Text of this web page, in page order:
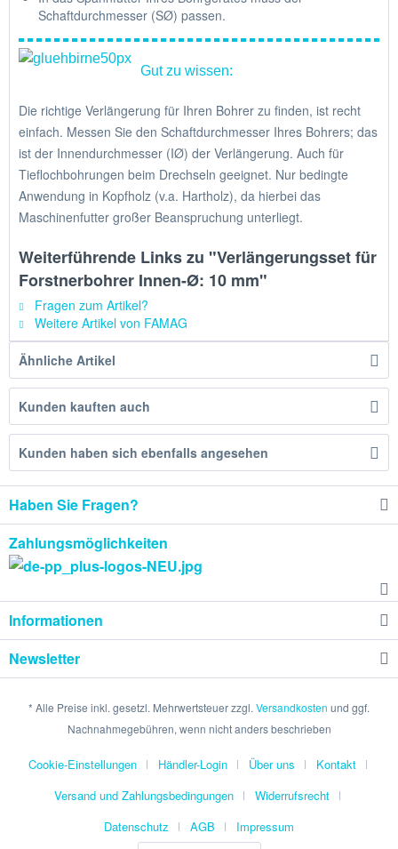
Schaftdurchmesser (SØ) passen.
Gut zu wissen:
Die richtige Verlängerung für Ihren Bohrer zu finden, ist recht
einfach. Messen Sie den Schaftdurchmesser Ihres Bohrers; das
ist der Innendurchmesser (IØ) der Verlängerung. Auch für
Tieflochbohrungen beim Drechseln geeignet. Nur bedingte
Anwendung in Kopfholz (v.a. Hartholz), da hierbei das
Maschinenfutter großer Beanspruchung unterliegt.
Weiterführende Links zu "Verlängerungsset für
Forstnerbohrer Innen-Ø: 10 mm"
Fragen zum Artikel?
Weitere Artikel von FAMAG
Ähnliche Artikel
Kunden kauften auch
Kunden haben sich ebenfalls angesehen
Haben Sie Fragen?
Zahlungsmöglichkeiten
Informationen
Newsletter
* Alle Preise inkl. gesetzl. Mehrwertsteuer zzgl. Versandkosten und ggf.
Nachnahmegebühren, wenn nicht anders beschrieben
Cookie-Einstellungen Händler-Login Über uns
Kontakt
Versand und Zahlungsbedingungen
Widerrufsrecht
Datenschutz
AGB Impressum